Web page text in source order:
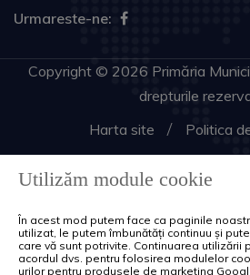
Urmareste-ne:
Copyright © 2026 Primăria
drepturile
Harta site
Politica
Utilizăm module cookie
În acest mod putem face ca paginile
utilizat, le putem îmbunătăți continuu și
care vă sunt potrivite. Continuarea utilizării
acordul dvs. pentru folosirea modulelor
urilor pentru produsele de marketing